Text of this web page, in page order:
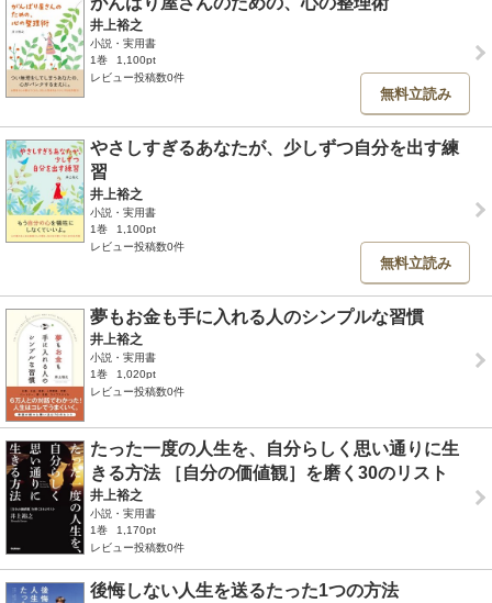
井上裕之
小説・実用書
1巻
1,100pt
レビュー投稿数0件
無料立読み
やさしすぎるあなたが、少しずつ自分を出す練
習
井上裕之
小説・実用書
1巻
1,100pt
レビュー投稿数0件
無料立読み
夢もお金も手に入れる人のシンプルな習慣
井上裕之
小説・実用書
1巻
1,020pt
レビュー投稿数0件
たった一度の人生を、自分らしく思い通りに生
きる方法 ［自分の価値観］を磨く30のリスト
井上裕之
小説・実用書
1巻
1,170pt
レビュー投稿数0件
後悔しない人生を送るたった1つの方法